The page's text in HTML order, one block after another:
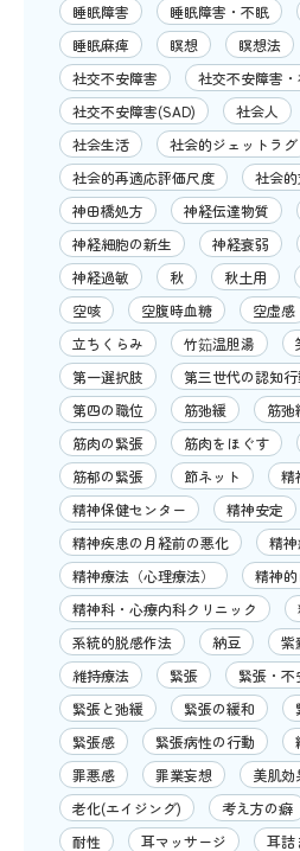
睡眠障害
睡眠障害・不眠
睡眠麻痺
瞑想 瞑想法
社交不安障害
社交不安障害
社交不安障害(SAD)
社会人
社会生活
社会的ジェットラグ
社会的再適応評価尺度
社会
神田橋処方
神経伝達物質
神経細胞の新生
神経衰弱
神経過敏
秋 秋土用
空咳
空腹時血糖 空虚感
立ちくらみ
竹筎温胆湯
第一選択肢
第三世代の認知
第四の職位
筋弛緩 筋弛
筋肉の緊張
筋肉をほぐす
筋郁の緊張
節ネット
精
精神保健センター
精神安定
精神疾患の月経前の悪化
精
精神療法（心理療法）
精神
精神科・心療内科クリニック
系統的脱感作法
納豆 紫
維持療法
緊張 緊張・不
緊張と弛緩
緊張の緩和
緊張感
緊張病性の行動
罪悪感
罪業妄想 美肌効
老化(エイジング)
考え方の癖
耐性
耳マッサージ 耳詰